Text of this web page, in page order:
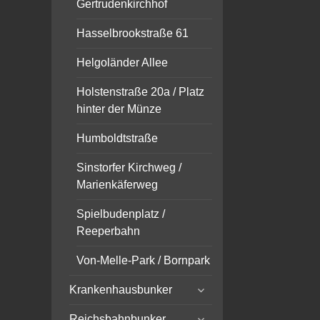
Gertrudenkirchhof
Hasselbrookstraße 61
Helgoländer Allee
Holstenstraße 20a / Platz
hinter der Münze
Humboldtstraße
Sinstorfer Kirchweg /
Marienkäferweg
Spielbudenplatz /
Reeperbahn
Von-Melle-Park / Bornpark
Krankenhausbunker
expand
expand